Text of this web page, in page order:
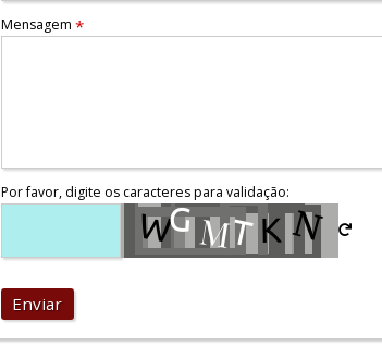
Mensagem *
Por favor, digite os caracteres para validação:
Enviar